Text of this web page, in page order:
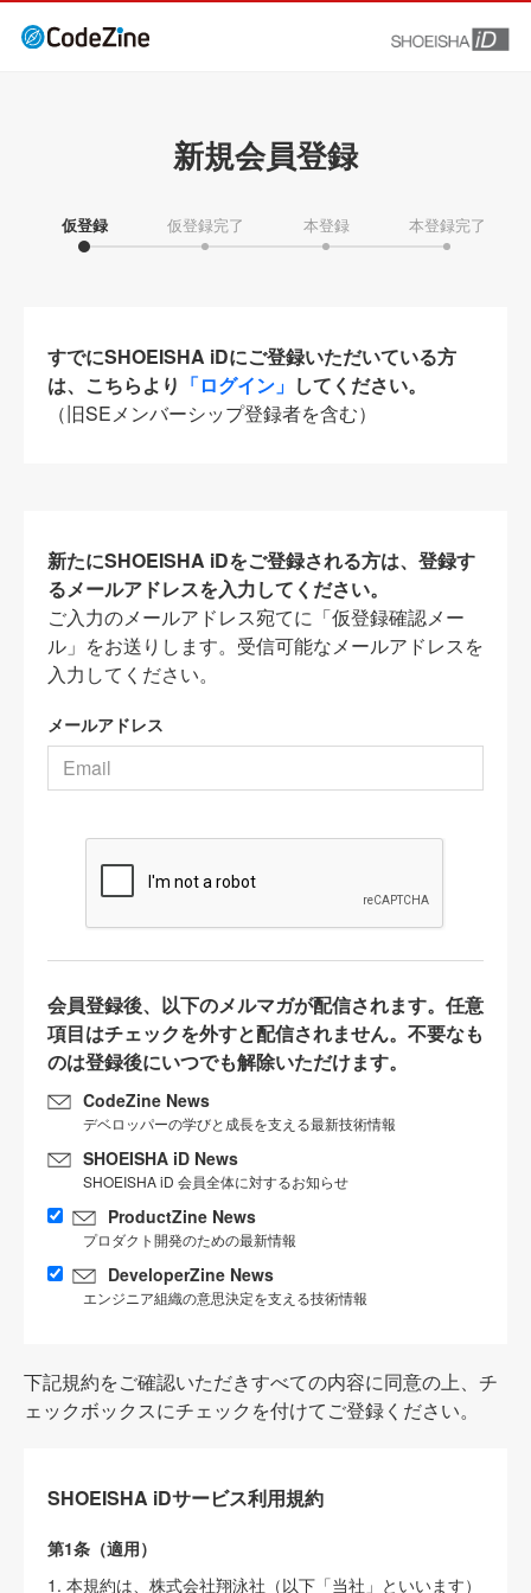
新規会員登録
仮登録 仮登録完了 本登録 本登録完了
すでにSHOEISHA iDにご登録いただいている方
は、こちらより 「ログイン」 してください。
（旧SEメンバーシップ登録者を含む）
新たにSHOEISHA iDをご登録される方は、登録す
るメールアドレスを入力してください。
ご入力のメールアドレス宛てに「仮登録確認メー
ル」をお送りします。受信可能なメールアドレスを
入力してください。
メールアドレス
会員登録後、以下のメルマガが配信されます。任意
項目はチェックを外すと配信されません。不要なも
のは登録後にいつでも解除いただけます。
CodeZine News
デベロッパーの学びと成長を支える最新技術情報
SHOEISHA iD News
SHOEISHA iD 会員全体に対するお知らせ
ProductZine News
プロダクト開発のための最新情報
DeveloperZine News
エンジニア組織の意思決定を支える技術情報
下記規約をご確認いただきすべての内容に同意の上、チ
ェックボックスにチェックを付けてご登録ください。
SHOEISHA iDサービス利用規約
第1条（適用）
1. 本規約は、株式会社翔泳社（以下「当社」といいます）